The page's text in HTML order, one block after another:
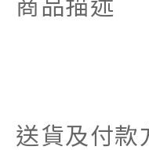
送貨及付款